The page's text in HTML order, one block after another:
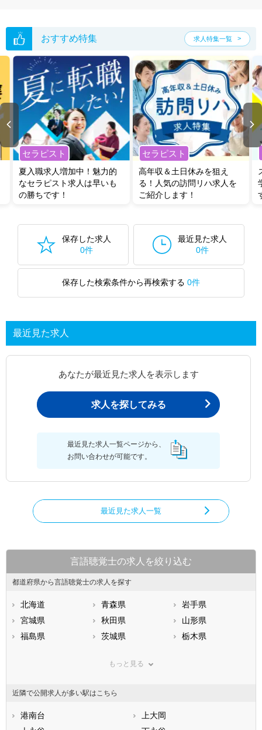
おすすめ特集 求人特集一覧
セラピスト
夏入職求人増加中！魅力的
なセラピスト求人は早いも
の勝ちです！
セラピスト
高年収＆土日休みを狙え
る！人気の訪問リハ求人を
ご紹介します！
保存した求人
0件
最近見た求人
0件
保存した検索条件から再検索する 0件
最近見た求人
あなたが最近見た求人を表示します
求人を探してみる
最近見た求人一覧ページから、
お問い合わせが可能です。
最近見た求人一覧
言語聴覚士の求人を絞り込む
都道府県から言語聴覚士の求人を探す
北海道 青森県
岩手県
宮城県
秋田県
山形県
福島県
茨城県
栃木県
神奈川県
石川県
福井県
静岡県
もっと見る
近隣で公開求人が多い駅はこちら
港南台
上大岡